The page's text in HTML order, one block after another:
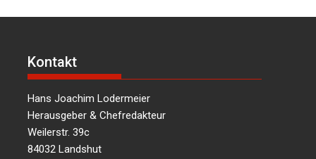
Kontakt
Hans Joachim Lodermeier
Herausgeber & Chefredakteur
Weilerstr. 39c
84032 Landshut